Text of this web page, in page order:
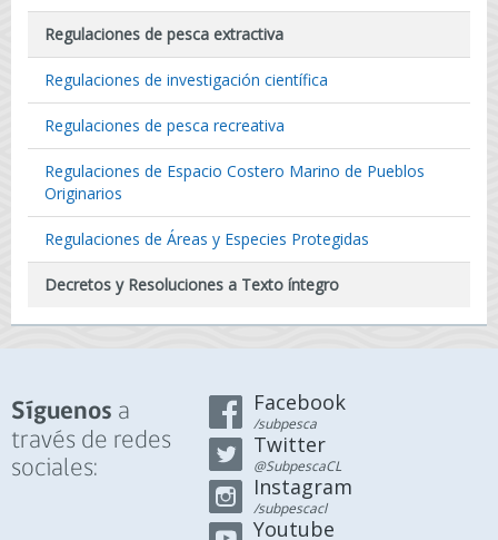
Regulaciones de pesca extractiva
Regulaciones de investigación científica
Regulaciones de pesca recreativa
Regulaciones de Espacio Costero Marino de Pueblos
Originarios
Regulaciones de Áreas y Especies Protegidas
Decretos y Resoluciones a Texto íntegro
Síguenos a
través de redes
sociales:
Facebook
/subpesca
Twitter
@SubpescaCL
Instagram
/subpescacl
Youtube